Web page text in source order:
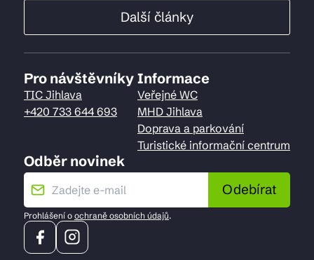
Další články
Pro návštěvníky
TIC Jihlava
+420 733 644 693
Informace
Veřejné WC
MHD Jihlava
Doprava a parkování
Turistické informační centrum
Odběr novinek
Odebírat
Prohlášení o ochraně osobních údajů.